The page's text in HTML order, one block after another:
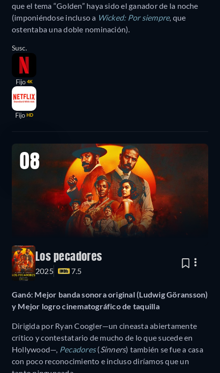
que el tema “Golden” haya sido el ganador de la noche
(imponiéndose incluso a Wicked: Por siempre, que
ostentaba una doble nominación).
Susc.
Fijo 4K
Fijo HD
08
Los pecadores
2025 7.5
Ganó: Mejor banda sonora original (Ludwig Göransson)
y Mejor logro cinematográfico de taquilla
Dirigida por Ryan Coogler—un cineasta abiertamente
crítico y contestatario de mucho de lo que sucede en
Hollywood—, Pecadores(Sinners) también se fue a casa
con poco reconocimiento e incluso diríamos que un